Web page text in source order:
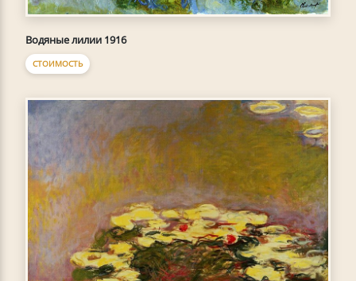
Водяные лилии 1916
СТОИМОСТЬ